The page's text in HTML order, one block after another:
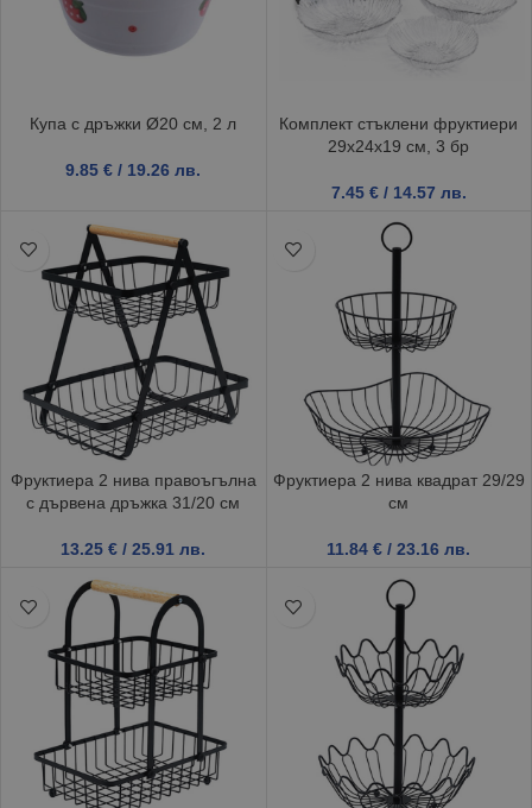
Купа с дръжки Ø20 см, 2 л
9.85€ / 19.26 лв.
Комплект стъклени фруктиери
29x24x19 см, 3 бр
7.45 € / 14.57 лв.
Фруктиера 2 нива правоъгълна
с дървена дръжка 31/20 см
13.25€ / 25.91 лв.
Фруктиера 2 нива квадрат 29/29
см
11.84€ / 23.16 лв.